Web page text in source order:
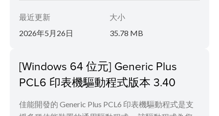
最近更新
2026年5月26日
大小
35.78 MB
[Windows 64 位元] Generic Plus
PCL6 印表機驅動程式版本 3.40
佳能開發的 Generic Plus PCL6 印表機驅動程式是支